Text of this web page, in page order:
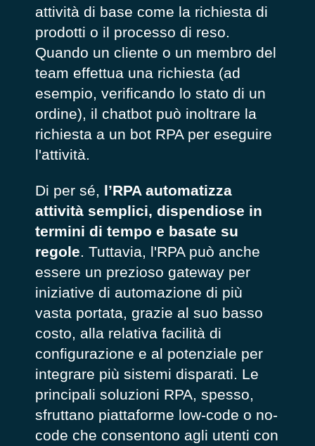
attività di base come la richiesta di
prodotti o il processo di reso.
Quando un cliente o un membro del
team effettua una richiesta (ad
esempio, verificando lo stato di un
ordine), il chatbot può inoltrare la
richiesta a un bot RPA per eseguire
l'attività.
Di per sé, l’RPA automatizza
attività semplici, dispendiose in
termini di tempo e basate su
regole. Tuttavia, l'RPA può anche
essere un prezioso gateway per
iniziative di automazione di più
vasta portata, grazie al suo basso
costo, alla relativa facilità di
configurazione e al potenziale per
integrare più sistemi disparati. Le
principali soluzioni RPA, spesso,
sfruttano piattaforme low-code o no-
code che consentono agli utenti con